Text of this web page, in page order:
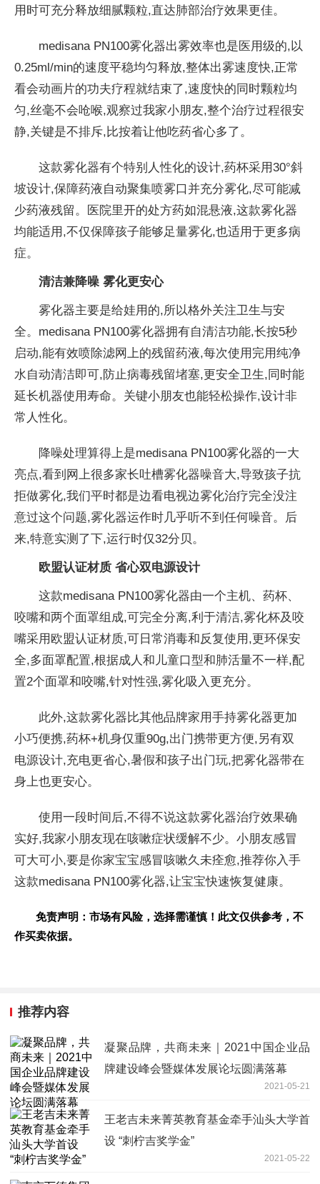
用时可充分释放细腻颗粒,直达肺部治疗效果更佳。
medisana PN100雾化器出雾效率也是医用级的,以
0.25ml/min的速度平稳均匀释放,整体出雾速度快,正常
看会动画片的功夫疗程就结束了,速度快的同时颗粒均
匀,丝毫不会呛喉,观察过我家小朋友,整个治疗过程很安
静,关键是不排斥,比按着让他吃药省心多了。
这款雾化器有个特别人性化的设计,药杯采用30°斜
坡设计,保障药液自动聚集喷雾口并充分雾化,尽可能减
少药液残留。医院里开的处方药如混悬液,这款雾化器
均能适用,不仅保障孩子能够足量雾化,也适用于更多病
症。
清洁兼降噪 雾化更安心
雾化器主要是给娃用的,所以格外关注卫生与安
全。medisana PN100雾化器拥有自清洁功能,长按5秒
启动,能有效喷除滤网上的残留药液,每次使用完用纯净
水自动清洁即可,防止病毒残留堵塞,更安全卫生,同时能
延长机器使用寿命。关键小朋友也能轻松操作,设计非
常人性化。
降噪处理算得上是medisana PN100雾化器的一大
亮点,看到网上很多家长吐槽雾化器噪音大,导致孩子抗
拒做雾化,我们平时都是边看电视边雾化治疗完全没注
意过这个问题,雾化器运作时几乎听不到任何噪音。后
来,特意实测了下,运行时仅32分贝。
欧盟认证材质 省心双电源设计
这款medisana PN100雾化器由一个主机、药杯、
咬嘴和两个面罩组成,可完全分离,利于清洁,雾化杯及咬
嘴采用欧盟认证材质,可日常消毒和反复使用,更环保安
全,多面罩配置,根据成人和儿童口型和肺活量不一样,配
置2个面罩和咬嘴,针对性强,雾化吸入更充分。
此外,这款雾化器比其他品牌家用手持雾化器更加
小巧便携,药杯+机身仅重90g,出门携带更方便,另有双
电源设计,充电更省心,暑假和孩子出门玩,把雾化器带在
身上也更安心。
使用一段时间后,不得不说这款雾化器治疗效果确
实好,我家小朋友现在咳嗽症状缓解不少。小朋友感冒
可大可小,要是你家宝宝感冒咳嗽久未痊愈,推荐你入手
这款medisana PN100雾化器,让宝宝快速恢复健康。
免责声明：市场有风险，选择需谨慎！此文仅供参考，不
作买卖依据。
推荐内容
凝聚品牌，共商未来｜2021中国企业品
牌建设峰会暨媒体发展论坛圆满落幕
2021-05-21
王老吉未来菁英教育基金牵手汕头大学首
设 “刺柠吉奖学金”
2021-05-22